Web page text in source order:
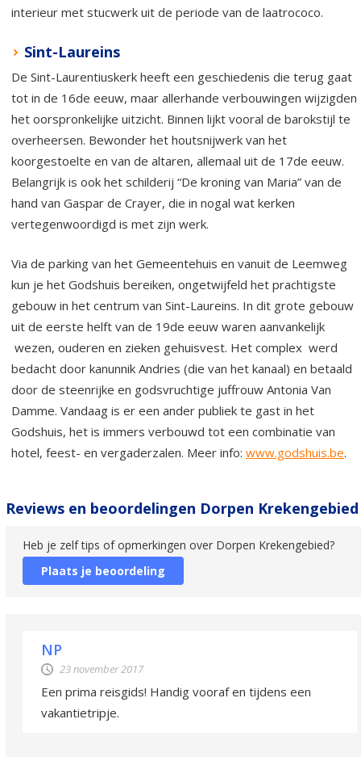
interieur met stucwerk uit de periode van de laatrococo.
Sint-Laureins
De Sint-Laurentiuskerk heeft een geschiedenis die terug gaat
tot in de 16de eeuw, maar allerhande verbouwingen wijzigden
het oorspronkelijke uitzicht. Binnen lijkt vooral de barokstijl te
overheersen. Bewonder het houtsnijwerk van het
koorgestoelte en van de altaren, allemaal uit de 17de eeuw.
Belangrijk is ook het schilderij “De kroning van Maria” van de
hand van Gaspar de Crayer, die in nogal wat kerken
vertegenwoordigd is met zijn werk.
Via de parking van het Gemeentehuis en vanuit de Leemweg
kun je het Godshuis bereiken, ongetwijfeld het prachtigste
gebouw in het centrum van Sint-Laureins. In dit grote gebouw
uit de eerste helft van de 19de eeuw waren aanvankelijk
wezen, ouderen en zieken gehuisvest. Het complex werd
bedacht door kanunnik Andries (die van het kanaal) en betaald
door de steenrijke en godsvruchtige juffrouw Antonia Van
Damme. Vandaag is er een ander publiek te gast in het
Godshuis, het is immers verbouwd tot een combinatie van
hotel, feest- en vergaderzalen. Meer info: www.godshuis.be.
Reviews en beoordelingen Dorpen Krekengebied
Heb je zelf tips of opmerkingen over Dorpen Krekengebied?
Plaats je beoordeling
NP
23 november 2017
Een prima reisgids! Handig vooraf en tijdens een
vakantietripje.